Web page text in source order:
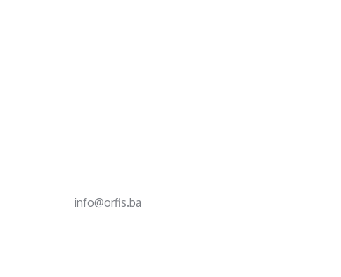
info@orfis.ba